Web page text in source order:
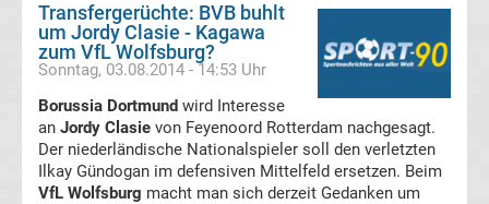
Arminia
Bielefeld
Transfergerüchte
Bayer
Transfergerüchte: BVB buhlt
um Jordy Clasie - Kagawa
zum VfL Wolfsburg?
Sonntag, 03.08.2014 - 14:53 Uhr
Borussia Dortmund wird Interesse
an Jordy Clasie von Feyenoord Rotterdam nachgesagt.
Der niederländische Nationalspieler soll den verletzten
Ilkay Gündogan im defensiven Mittelfeld ersetzen. Beim
VfL Wolfsburg macht man sich derzeit Gedanken um